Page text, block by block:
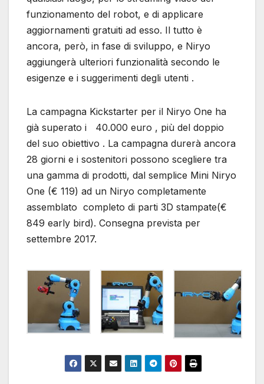
funzionamento del robot, e di applicare
aggiornamenti gratuiti ad esso. Il tutto è
ancora, però, in fase di sviluppo, e Niryo
aggiungerà ulteriori funzionalità secondo le
esigenze e i suggerimenti degli utenti .
La campagna Kickstarter per il Niryo One ha
già superato i 40.000 euro , più del doppio
del suo obiettivo . La campagna durerà ancora
28 giorni e i sostenitori possono scegliere tra
una gamma di prodotti, dal semplice Mini Niryo
One (€ 119) ad un Niryo completamente
assemblato completo di parti 3D stampate(€
849 early bird). Consegna prevista per
settembre 2017.